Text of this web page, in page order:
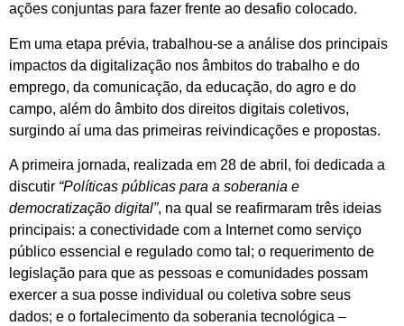
ações conjuntas para fazer frente ao desafio colocado.
Em uma etapa prévia, trabalhou-se a análise dos principais
impactos da digitalização nos âmbitos do trabalho e do
emprego, da comunicação, da educação, do agro e do
campo, além do âmbito dos direitos digitais coletivos,
surgindo aí uma das primeiras reivindicações e propostas.
A primeira jornada, realizada em 28 de abril, foi dedicada a
discutir “Políticas públicas para a soberania e
democratização digital”, na qual se reafirmaram três ideias
principais: a conectividade com a Internet como serviço
público essencial e regulado como tal; o requerimento de
legislação para que as pessoas e comunidades possam
exercer a sua posse individual ou coletiva sobre seus
dados; e o fortalecimento da soberania tecnológica –